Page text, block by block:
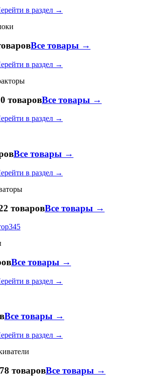
в раздел →
Все товары →
в раздел →
товаровВсе товары →
в раздел →
Все товары →
в раздел →
товаровВсе товары →
345
Все товары →
в раздел →
Все товары →
в раздел →
78 товаровВсе товары →